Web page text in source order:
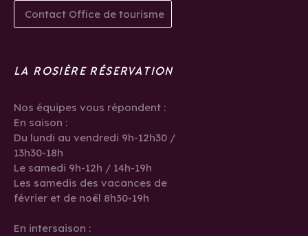
Contact Office de tourisme
LA ROSIÈRE RÉSERVATION
Nos équipes vous répondent :
En saison :
Du lundi au vendredi 9h-12h30 /
13h30-18h
Le samedi 9h-12h / 14h-19h
Les samedis des vacances de
février et de noël 8h30-19h
En intersaison :